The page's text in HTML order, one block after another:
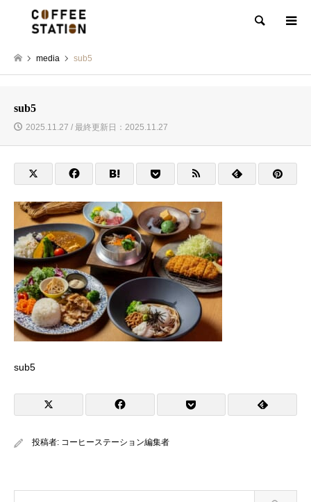
検索
media sub5
sub5
2025.11.27 / 最終更新日：2025.11.27
sub5
投稿者: コーヒーステーション編集者